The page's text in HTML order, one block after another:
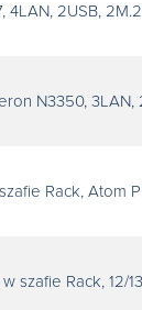
2USB,
N3350, 3LAN,
Rack, Atom
szafie Rack, 12/